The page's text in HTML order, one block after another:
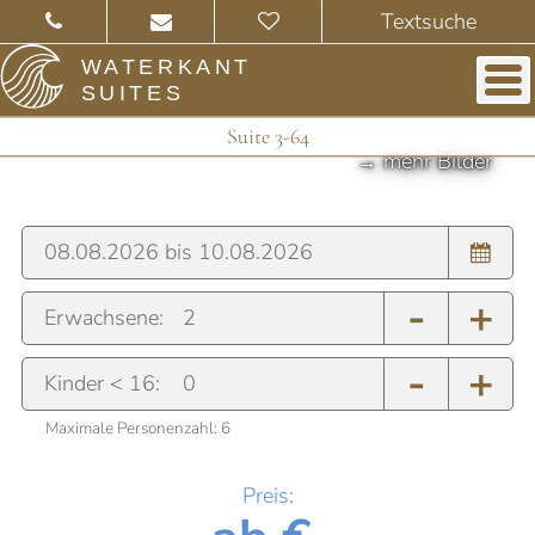
WATERKANT
SUITES
Suite 3-64
Erwachsene: - +
Kinder < 16: - +
Maximale Personenzahl: 6
Preis: